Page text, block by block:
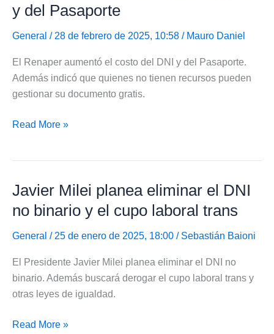
DNI
gratis
y del Pasaporte
General / 28 de febrero de 2025, 10:58 / Mauro Daniel
El Renaper aumentó el costo del DNI y del Pasaporte.
Además indicó que quienes no tienen recursos pueden
gestionar su documento gratis.
Renaper
del
y
del
Read More »
Javier Milei planea eliminar el DNI
no binario y el cupo laboral trans
General / 25 de enero de 2025, 18:00 / Sebastián Baioni
El Presidente Javier Milei planea eliminar el DNI no
binario. Además buscará derogar el cupo laboral trans y
otras leyes de igualdad.
Javier
Read More »